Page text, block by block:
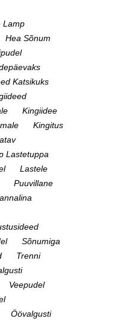
Lamp
Hea Sõnum
Katsikuks
Kingiidee
Kingitus
Lastetuppa
Lastele
Puuvillane
Sõnumiga
Trenni
Veepudel
Öövalgusti